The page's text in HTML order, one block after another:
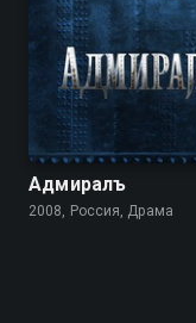
Адмиралъ
2008, Россия, Драма